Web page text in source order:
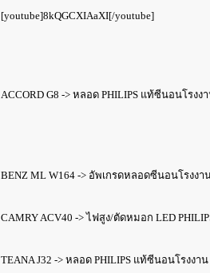
[youtube]8kQGCXIAaXI[/youtube]
ACCORD G8 -> หลอด PHILIPS แท้ซีนอนโรง
BENZ ML W164 -> อัพเกรดหลอดซีนอนโรงงา
CAMRY ACV40 -> ไฟสูง/ตัดหมอก LED
TEANA J32 -> หลอด PHILIPS แท้ซีนอนโรงงาน